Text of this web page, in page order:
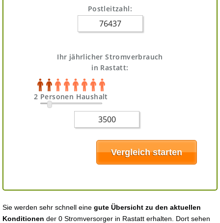
Postleitzahl:
Ihr jährlicher Stromverbrauch
in Rastatt:
2 Personen Haushalt
Sie werden sehr schnell eine gute Übersicht zu den aktuellen
Konditionen der 0 Stromversorger in Rastatt erhalten. Dort sehen